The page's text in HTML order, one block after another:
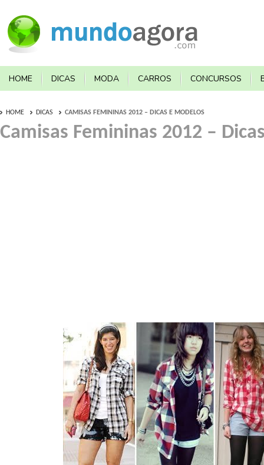
HOME DICAS MODA CARROS CONCURSOS
HOME DICAS CAMISAS FEMININAS 2012 – DICAS E MODELOS
Camisas Femininas 2012 –